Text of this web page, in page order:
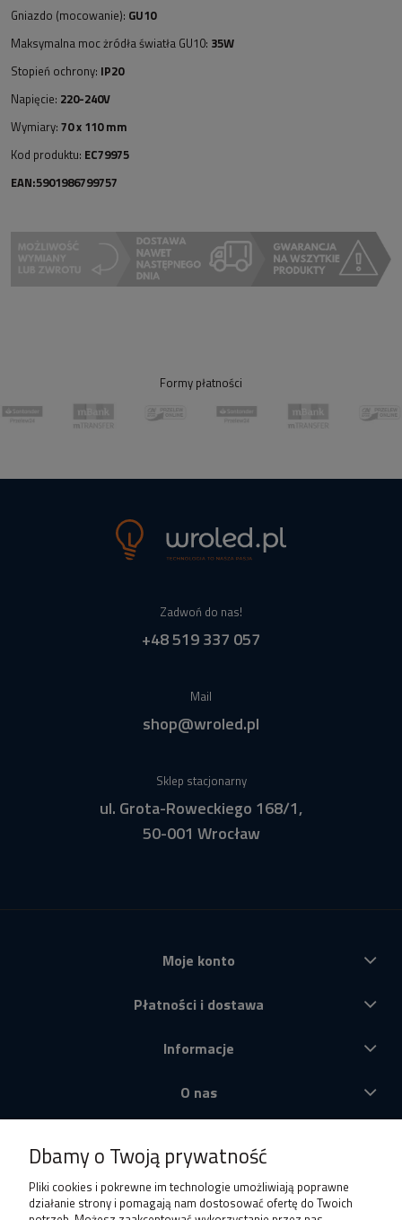
Gniazdo (mocowanie): GU10
Maksymalna moc żródła światła GU10: 35W
Stopień ochrony: IP20
Napięcie: 220-240V
Wymiary: 70 x 110 mm
Kod produktu: EC79975
EAN:5901986799757
Formy płatności
Zadwoń do nas!
+48 519 337 057
Mail
shop@wroled.pl
Sklep stacjonarny
ul. Grota-Roweckiego 168/1,
50-001 Wrocław
Moje konto
Płatności i dostawa
Informacje
O nas
Dbamy o Twoją prywatność
Pliki cookies i pokrewne im technologie umożliwiają poprawne
działanie strony i pomagają nam dostosować ofertę do Twoich